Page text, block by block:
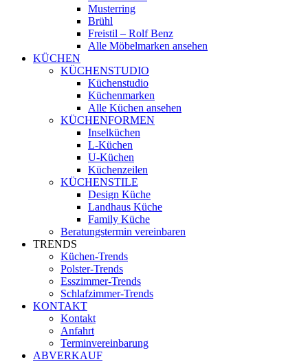
Musterring
Brühl
Freistil – Rolf Benz
Alle Möbelmarken ansehen
KÜCHEN
KÜCHENSTUDIO
Küchenstudio
Küchenmarken
Alle Küchen ansehen
KÜCHENFORMEN
Inselküchen
L-Küchen
U-Küchen
Küchenzeilen
KÜCHENSTILE
Design Küche
Landhaus Küche
Family Küche
Beratungstermin vereinbaren
TRENDS
Küchen-Trends
Polster-Trends
Esszimmer-Trends
Schlafzimmer-Trends
KONTAKT
Kontakt
Anfahrt
Terminvereinbarung
ABVERKAUF